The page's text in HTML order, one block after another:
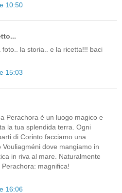
10:50
la storia.. e la ricetta!!! baci
15:03
Perachora è un luogo magico e
la tua splendida terra. Ogni
di Corinto facciamo una
dove mangiamo in
in riva al mare. Naturalmente
magnifica!
16:06